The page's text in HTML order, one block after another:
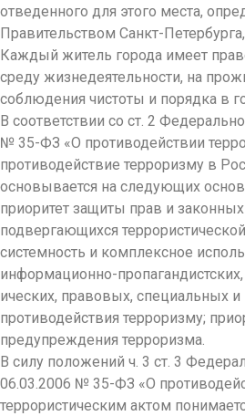
отведенного для этого места,
Правительством Санкт-Петербурга
Каждый житель города имеет
среду жизнедеятельности, на
соблюдения чистоты и порядка в
В соответствии со ст. 2
№ 35-ФЗ «О противодействии
противодействие терроризму в
основывается на следующих
приоритет защиты прав и
подвергающихся
системность и комплексное
информационно-пр
ических, правовых, специальных
противодействия терроризму;
предупреждения терроризма.
В силу положений ч. 3 ст. 3
06.03.2006 № 35-ФЗ «О
террористическим актом